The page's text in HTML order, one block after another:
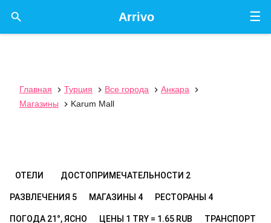
☰
Arrivo

Главная  Турция  Все города  Анкара

Магазины
 Karum Mall
ОТЕЛИ ДОСТОПРИМЕЧАТЕЛЬНОСТИ 2
РАЗВЛЕЧЕНИЯ 5 МАГАЗИНЫ 4 РЕСТОРАНЫ 4
ПОГОДА 21°, ЯСНО ЦЕНЫ 1 TRY = 1.65 RUB ТРАНСПОРТ